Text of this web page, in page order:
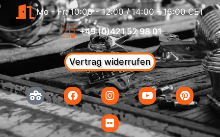
Mo - Fr: 10:00 - 12:00 / 14:00 - 16:00 CET
+49 (0)421 52 98 01
Vertrag widerrufen